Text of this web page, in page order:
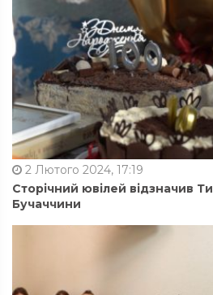
2 Лютого 2024, 17:19
Сторічний ювілей відзначив
Бучаччини